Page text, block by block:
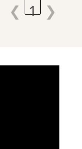
❮ 1 ❯